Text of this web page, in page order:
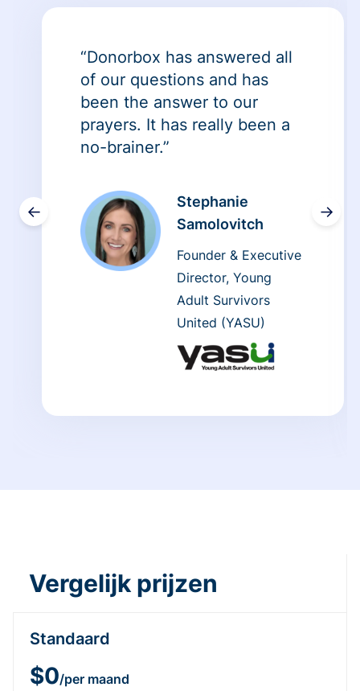
←
“Donorbox has answered all
of our questions and has
been the answer to our
prayers. It has really been a
no-brainer.”
Stephanie
Samolovitch
Founder & Executive
Director, Young
Adult Survivors
United (YASU)
→
Vergelijk prijzen
Standaard
$0/per maand